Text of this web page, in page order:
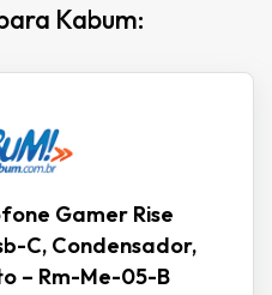
Kabum:
Gamer Rise
C, Condensador,
– Rm-Me-05-B